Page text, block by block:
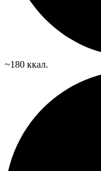
~180 ккал.